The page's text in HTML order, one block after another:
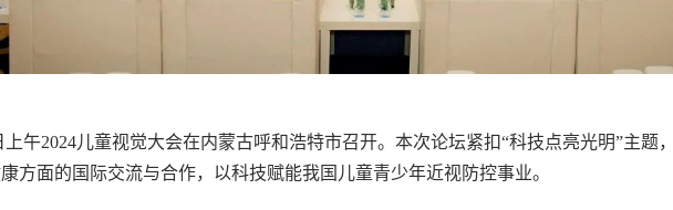
上午2024儿童视觉大会在内蒙古呼和浩特市召开。本次论坛紧扣“科技点亮光明”主题
方面的国际交流与合作，以科技赋能我国儿童青少年近视防控事业。